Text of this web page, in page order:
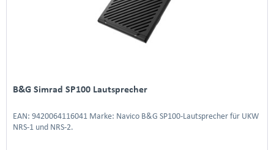
B&G Simrad SP100 Lautsprecher
EAN: 9420064116041 Marke: Navico B&G SP100-Lautsprecher für UKW
NRS-1 und NRS-2.